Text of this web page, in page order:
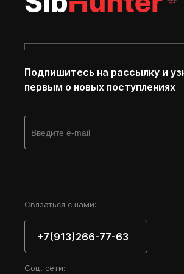
Подпишитесь на рассылку и
первым о новых поступлениях
Cвязаться с нами:
+7(913)266-77-63
Соц. сети: